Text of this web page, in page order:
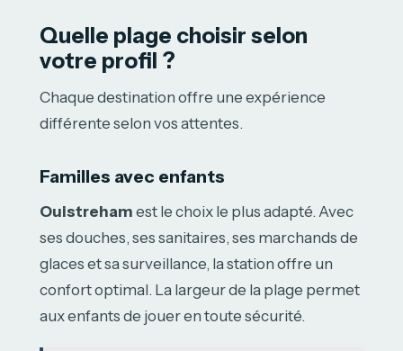
Quelle plage choisir selon
votre profil ?
Chaque destination offre une expérience
différente selon vos attentes.
Familles avec enfants
Ouistreham est le choix le plus adapté. Avec
ses douches, ses sanitaires, ses marchands de
glaces et sa surveillance, la station offre un
confort optimal. La largeur de la plage permet
aux enfants de jouer en toute sécurité.